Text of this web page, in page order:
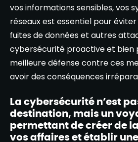
vos informations sensibles, vos
réseaux est essentiel pour éviter
fuites de données et autres
cybersécurité proactive et bien
meilleure défense contre ces
avoir des conséquences
La cybersécurité n’est
destination, mais un
permettant de créer de
vos affaires et établir